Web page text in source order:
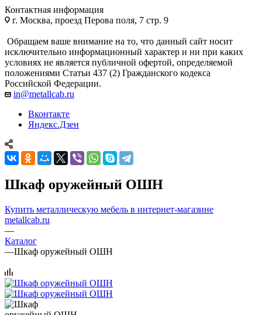
Контактная информация
г. Москва, проезд Перова поля, 7 стр. 9
Обращаем ваше внимание на то, что данный сайт носит
исключительно информационный характер и ни при каких
условиях не является публичной офертой, определяемой
положениями Статьи 437 (2) Гражданского кодекса
Российской Федерации.
in@metallcab.ru
Вконтакте
Яндекс.Дзен
Шкаф оружейный ОШН
Купить металлическую мебель в интернет-магазине
metallcab.ru
—
Каталог
—Шкаф оружейный ОШН